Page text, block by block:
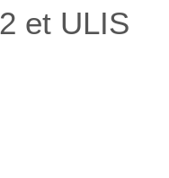
et ULIS